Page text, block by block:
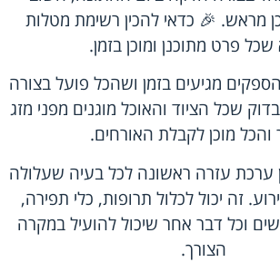
מראש. 🎉 כדאי להכין רשימת מטלות
שכל פרט מתוכנן ומוכן בזמן.
מגיעים בזמן ושהכל פועל בצורה
שכל הציוד והאוכל מוגנים מפני מזג
והכל מוכן לקבלת האורחים.
ערכת עזרה ראשונה לכל בעיה שעלולה
זה יכול לכלול תרופות, כלי תפירה,
וכל דבר אחר שיכול להועיל במקרה
הצורך.